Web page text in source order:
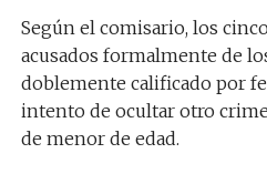
Según el comisario, los
acusados formalmente de
doblemente calificado por
intento de ocultar otro
de menor de edad.